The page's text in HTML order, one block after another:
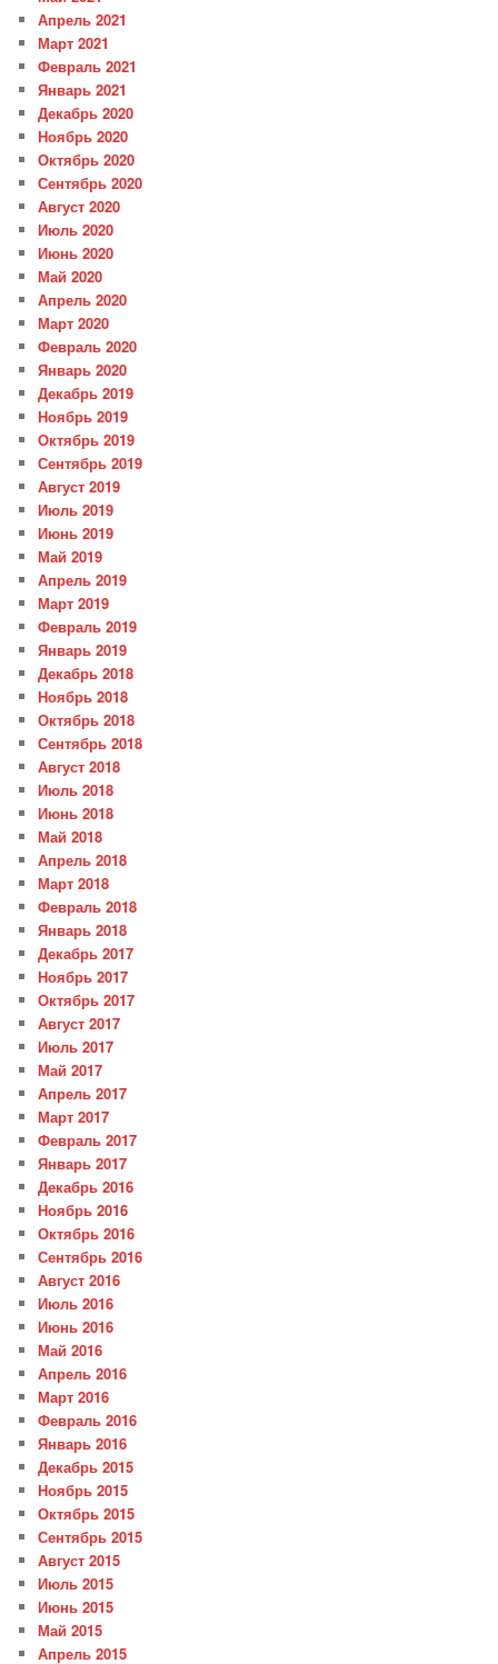
Апрель 2021
Март 2021
Февраль 2021
Январь 2021
Декабрь 2020
Ноябрь 2020
Октябрь 2020
Сентябрь 2020
Август 2020
Июль 2020
Июнь 2020
Май 2020
Апрель 2020
Март 2020
Февраль 2020
Январь 2020
Декабрь 2019
Ноябрь 2019
Октябрь 2019
Сентябрь 2019
Август 2019
Июль 2019
Июнь 2019
Май 2019
Апрель 2019
Март 2019
Февраль 2019
Январь 2019
Декабрь 2018
Ноябрь 2018
Октябрь 2018
Сентябрь 2018
Август 2018
Июль 2018
Июнь 2018
Май 2018
Апрель 2018
Март 2018
Февраль 2018
Январь 2018
Декабрь 2017
Ноябрь 2017
Октябрь 2017
Август 2017
Июль 2017
Май 2017
Апрель 2017
Март 2017
Февраль 2017
Январь 2017
Декабрь 2016
Ноябрь 2016
Октябрь 2016
Сентябрь 2016
Август 2016
Июль 2016
Июнь 2016
Май 2016
Апрель 2016
Март 2016
Февраль 2016
Январь 2016
Декабрь 2015
Ноябрь 2015
Октябрь 2015
Сентябрь 2015
Август 2015
Июль 2015
Июнь 2015
Май 2015
Апрель 2015